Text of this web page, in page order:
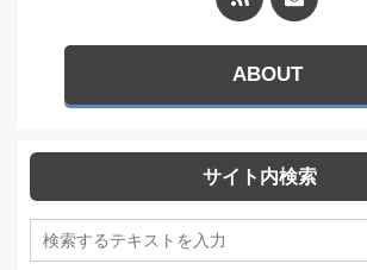
ABOUT
サイト内検索